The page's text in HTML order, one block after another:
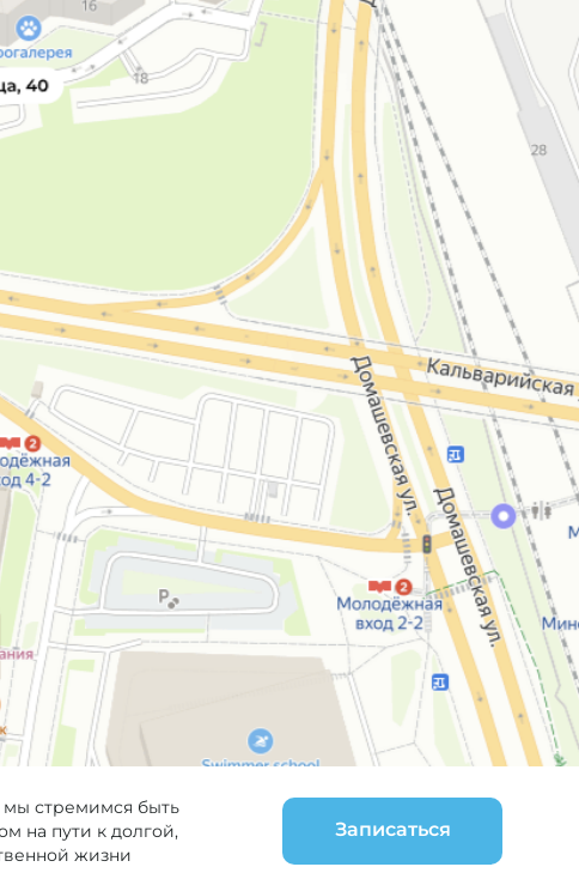
мы стремимся быть
на пути к долгой,
жизни
Записаться